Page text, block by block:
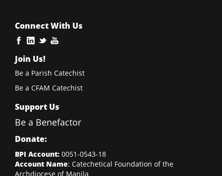
Connect With Us
Join Us!
Be a Parish Catechist
Be a CFAM Catechist
Support Us
Be a Benefactor
Donate:
BPI Account: 0051-0543-18
Account Name: Catechetical Foundation of the
Archdiocese of Manila